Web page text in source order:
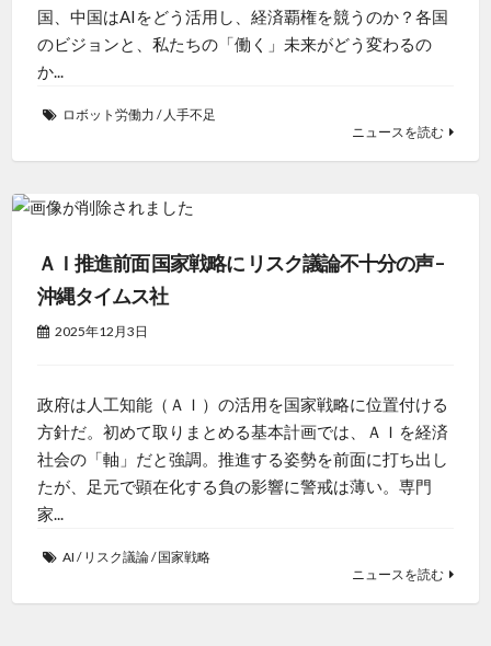
国、中国はAIをどう活用し、経済覇権を競うのか？各国
のビジョンと、私たちの「働く」未来がどう変わるの
か...
ロボット労働力 / 人手不足
ニュースを読む
ＡＩ推進前面 国家戦略に リスク議論不十分の声 –
沖縄タイムス社
2025年12月3日
政府は人工知能（ＡＩ）の活用を国家戦略に位置付ける
方針だ。初めて取りまとめる基本計画では、ＡＩを経済
社会の「軸」だと強調。推進する姿勢を前面に打ち出し
たが、足元で顕在化する負の影響に警戒は薄い。専門
家...
AI / リスク議論/国家戦略
ニュースを読む